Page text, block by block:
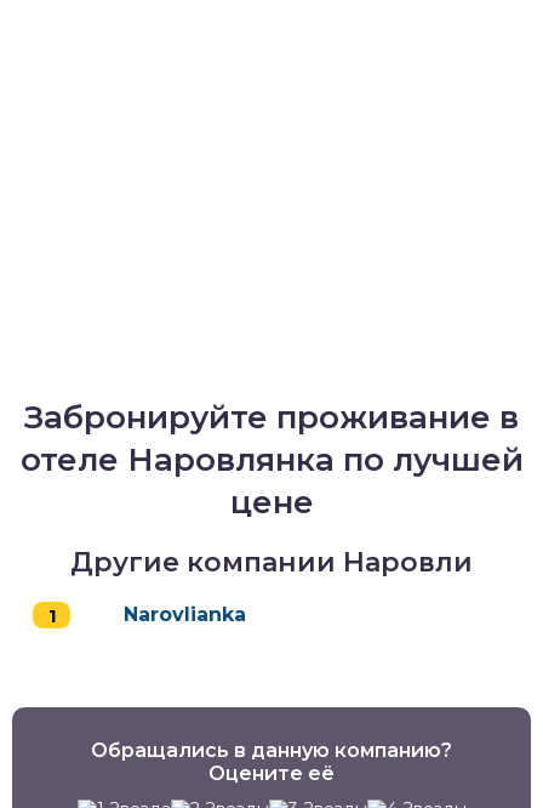
Забронируйте проживание в
отеле Наровлянка по лучшей
цене
Другие компании Наровли
Narovlianka
Обращались в данную компанию?
Оцените её